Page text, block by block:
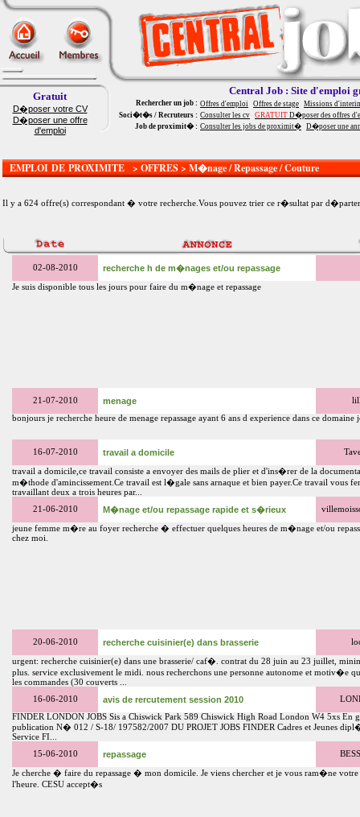
Gratuit
D�poser votre CV
D�poser une offre
d'emploi
Central Job : Site d'emploi
Rechercher un job : Offres d'emploi Offres de stage Missions
Soci�t�s / Recruteurs : Consulter les cv GRATUIT D�poser des offres
Job de proximit� : Consulter les jobs de proximit� D�poser une
EMPLOI DE PROXIMITE > OFFRES > M�nage / Repassage / Couture
Il y a 624 offre(s) correspondant � votre recherche.Vous pouvez trier ce r�sultat par
02-08-2010 recherche h de m�nages et/ou repassage
Je suis disponible tous les jours pour faire du m�nage et repassage
21-07-2010 menage
bonjours je recherche heure de menage repassage ayant 6 ans d experience dans ce domaine
16-07-2010 travail a domicile
travail a domicile,ce travail consiste a envoyer des mails de plier et d'ins�rer de la
m�thode d'amincissement.Ce travail est l�gale sans arnaque et bien payer.Ce travail vous
travaillant deux a trois heures par...
21-06-2010
M�nage et/ou repassage rapide et s�rieux
jeune femme m�re au foyer recherche � effectuer quelques heures de m�nage et/ou
chez moi.
20-06-2010 recherche cuisinier(e) dans brasserie
urgent: recherche cuisinier(e) dans une brasserie/ caf�. contrat du 28 juin au 23 juillet,
plus. service exclusivement le midi. nous recherchons une personne autonome et motiv�e
les commandes (30 couverts ...
16-06-2010
avis de rercutement session 2010
FINDER LONDON JOBS Sis a Chiswick Park 589 Chiswick High Road London W4 5xs En
publication N� 012 / S-18/ 197582/2007 DU PROJET JOBS FINDER Cadres et Jeunes
Service FI...
15-06-2010
repassage
Je cherche � faire du repassage � mon domicile. Je viens chercher et je vous ram�ne
l'heure. CESU accept�s